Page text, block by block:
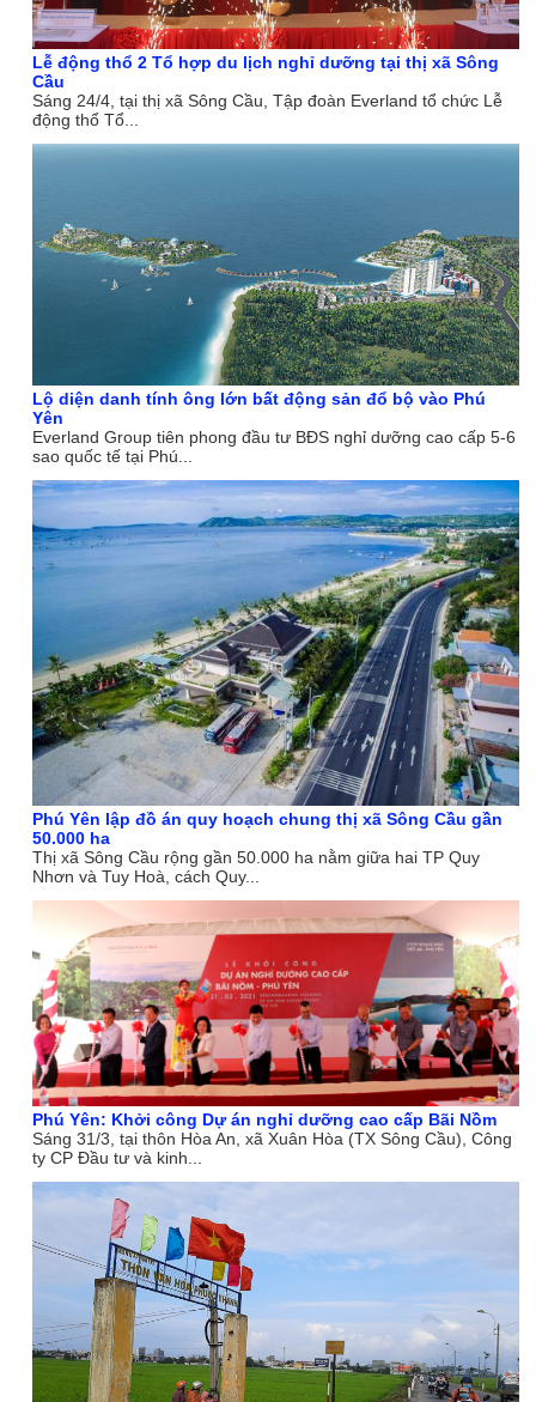
Lễ động thổ 2 Tổ hợp du lịch nghỉ dưỡng tại thị xã Sông
Cầu
Sáng 24/4, tại thị xã Sông Cầu, Tập đoàn Everland tổ chức Lễ
động thổ Tổ...
Lộ diện danh tính ông lớn bất động sản đổ bộ vào Phú
Yên
Everland Group tiên phong đầu tư BĐS nghỉ dưỡng cao cấp 5-6
sao quốc tế tại Phú...
Phú Yên lập đồ án quy hoạch chung thị xã Sông Cầu gần
50.000 ha
Thị xã Sông Cầu rộng gần 50.000 ha nằm giữa hai TP Quy
Nhơn và Tuy Hoà, cách Quy...
Phú Yên: Khởi công Dự án nghỉ dưỡng cao cấp Bãi Nồm
Sáng 31/3, tại thôn Hòa An, xã Xuân Hòa (TX Sông Cầu), Công
ty CP Đầu tư và kinh...